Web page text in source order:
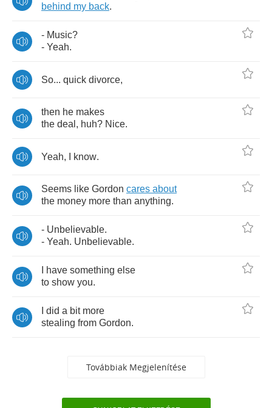
behind my back.
- Music?
- Yeah.
So... quick divorce,
then he makes
the deal , huh? Nice.
Yeah, know.
Seems like Gordon cares about
the money more than anything.
- Unbelievable.
- Yeah. Unbelievable.
have something else
to show you.
did a bit more
stealing from Gordon.
Továbbiak Megjelenítése